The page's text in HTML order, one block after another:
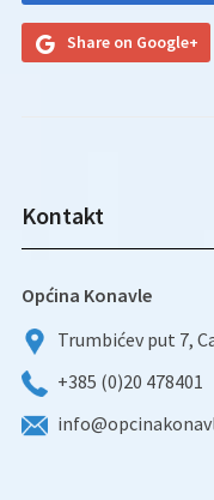
Share on Google+
Kontakt
Općina Konavle
Trumbićev put 7,
+385 (0)20 478401